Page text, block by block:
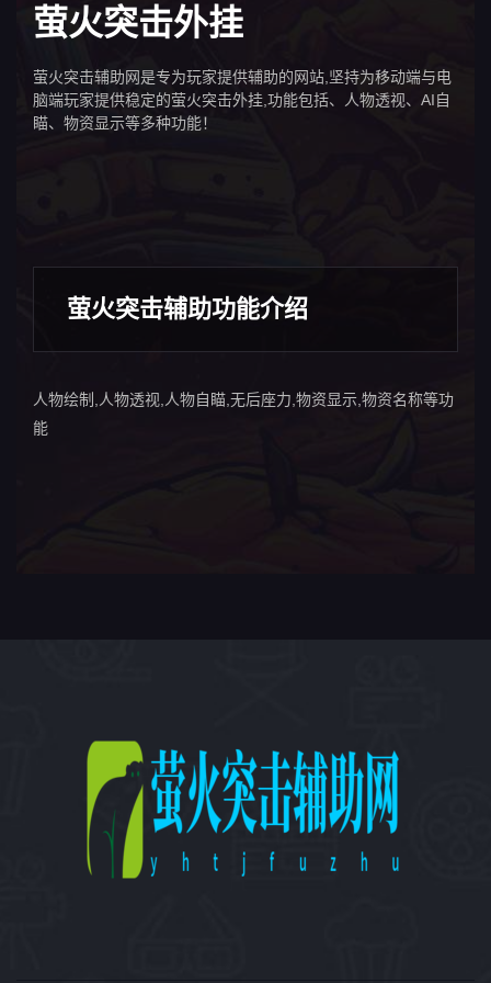
萤火突击外挂
萤火突击辅助网是专为玩家提供辅助的网站,坚持为移动端与电
脑端玩家提供稳定的萤火突击外挂,功能包括、人物透视、AI自
瞄、物资显示等多种功能！
萤火突击辅助功能介绍
人物绘制,人物透视,人物自瞄,无后座力,物资显示,物资名称等功
能